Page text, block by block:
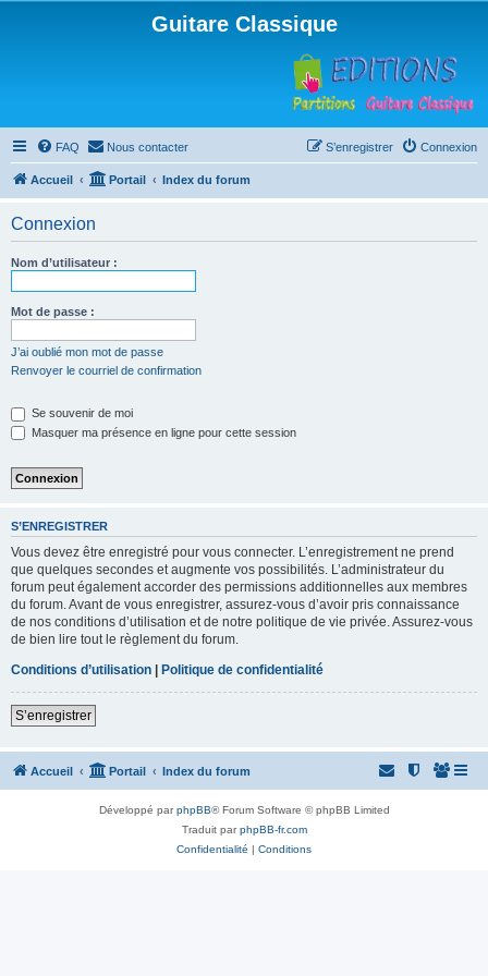
Guitare Classique
FAQ Nous contacter Connexion
S’enregistrer
Accueil Portail Index du forum
Connexion
Nom d’utilisateur :
Mot de passe :
J’ai oublié mon mot de passe
Renvoyer le courriel de confirmation
Se souvenir de moi
Masquer ma présence en ligne pour cette session
S’ENREGISTRER
Vous devez être enregistré pour vous connecter. L’enregistrement ne prend
que quelques secondes et augmente vos possibilités. L’administrateur du
forum peut également accorder des permissions additionnelles aux membres
du forum. Avant de vous enregistrer, assurez-vous d’avoir pris connaissance
de nos conditions d’utilisation et de notre politique de vie privée. Assurez-vous
de bien lire tout le règlement du forum.
Conditions d’utilisation | Politique de confidentialité
S’enregistrer
Accueil Portail Index du forum
Développé parphpBB® Forum Software © phpBB Limited
Traduit parphpBB-fr.com
Confidentialité | Conditions